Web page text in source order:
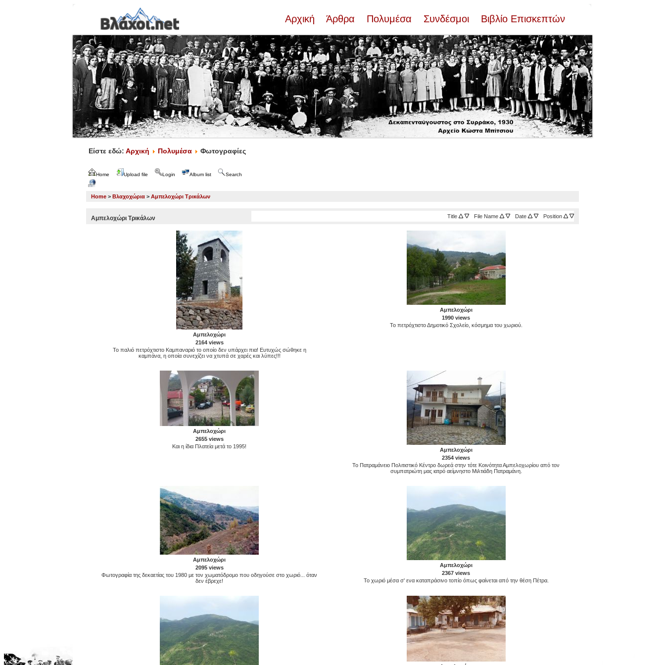
Αρχική Άρθρα Πολυμέσα Συνδέσμοι Βιβλίο Επισκεπτών
Είστε εδώ: Αρχική Πολυμέσα Φωτογραφίες
Home Upload file Login Album list Search
Home > Βλαχοχώρια > Αμπελοχώρι Τρικάλων
Αμπελοχώρι Τρικάλων Title File Name Date Position
Αμπελοχώρι
2164 views
Το παλιό πετρόχτιστο Καμπαναριό το οποίο δεν υπάρχει πια! Ευτυχώς σώθηκε η
καμπάνα, η οποία συνεχίζει να χτυπά σε χαρές και λύπες!!!
Αμπελοχώρι
1990 views
Το πετρόχτιστο Δημοτικό Σχολείο, κόσμημα του χωριού.
Αμπελοχώρι
2655 views
Και η ίδια Πλατεία μετά το 1995!
Αμπελοχώρι
2354 views
Το Πατραμάνειο Πολιτιστικό Κέντρο δωρεά στην τότε Κοινότητα Αμπελοχωρίου από τον
συμπατριώτη μας ιατρό αείμνηστο Μιλτιάδη Πατραμάνη.
Αμπελοχώρι
2095 views
Φωτογραφία της δεκαετίας του 1980 με τον χωματόδρομο που οδηγούσε στο χωριό... όταν
δεν έβρεχε!
Αμπελοχώρι
2367 views
Το χωριό μέσα σ' ενα καταπράσινο τοπίο όπως φαίνεται από την θέση Πέτρα.